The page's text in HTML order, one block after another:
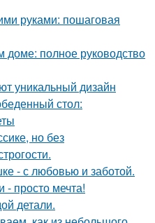
руками: пошаговая
полное руководство
уникальный дизайн
стол:
но без
- с любовью и заботой.
- просто мечта!
детали.